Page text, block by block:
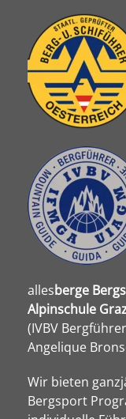
allesberge
Alpinschule
(IVBV
Angelique
Wir bieten
Bergsport